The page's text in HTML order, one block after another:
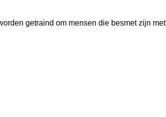
getraind om mensen die besmet zijn met